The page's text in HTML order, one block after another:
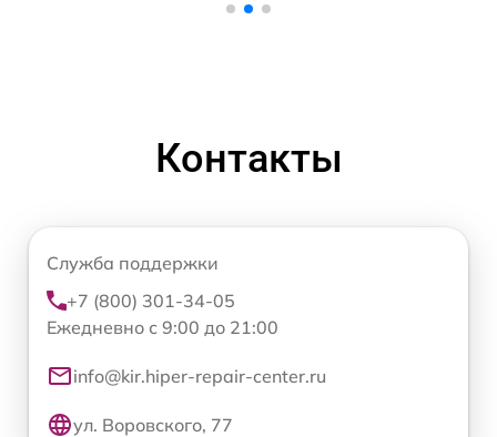
Контакты
Служба поддержки
+7 (800) 301-34-05
Ежедневно с 9:00 до 21:00
info@kir.hiper-repair-center.ru
ул. Воровского, 77